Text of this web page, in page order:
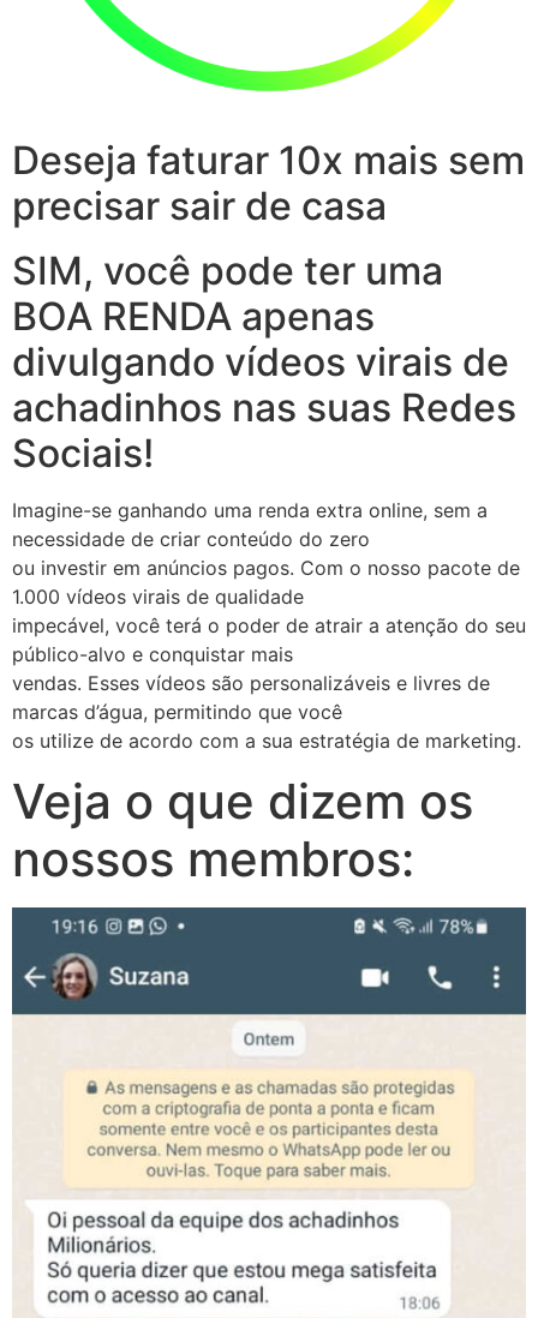
Deseja faturar 10x mais sem
precisar sair de casa
SIM, você pode ter uma
BOA RENDA apenas
divulgando vídeos virais de
achadinhos nas suas Redes
Sociais!
Imagine-se ganhando uma renda extra online, sem a
necessidade de criar conteúdo do zero
ou investir em anúncios pagos. Com o nosso pacote de
1.000 vídeos virais de qualidade
impecável, você terá o poder de atrair a atenção do seu
público-alvo e conquistar mais
vendas. Esses vídeos são personalizáveis e livres de
marcas d’água, permitindo que você
os utilize de acordo com a sua estratégia de marketing.
Veja o que dizem os
nossos membros: